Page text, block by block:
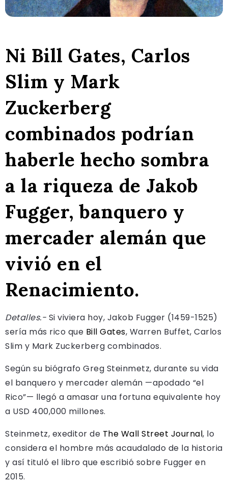
Ni Bill Gates, Carlos
Slim y Mark
Zuckerberg
combinados podrían
haberle hecho sombra
a la riqueza de Jakob
Fugger, banquero y
mercader alemán que
vivió en el
Renacimiento.
Detalles.- Si viviera hoy, Jakob Fugger (1459-1525)
sería más rico que Bill Gates, Warren Buffet, Carlos
Slim y Mark Zuckerberg combinados.
Según su biógrafo Greg Steinmetz, durante su vida
el banquero y mercader alemán —apodado “el
Rico”— llegó a amasar una fortuna equivalente hoy
a USD 400,000 millones.
Steinmetz, exeditor de The Wall Street Journal, lo
considera el hombre más acaudalado de la historia
y así tituló el libro que escribió sobre Fugger en
2015.